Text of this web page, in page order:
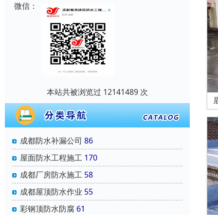
微信：
本站共被浏览过 12141489 次
成都防水补漏公司 86
屋面防水工程施工 170
成都厂房防水施工 58
成都屋顶防水作业 55
彩钢顶防水防腐 61